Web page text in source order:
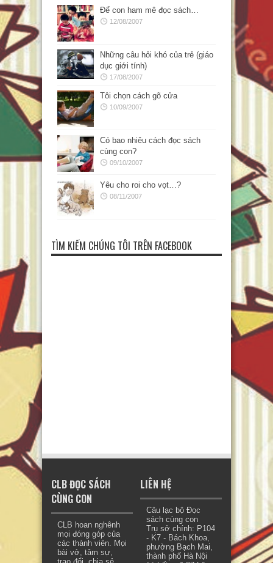
Để con ham mê đọc sách…
12/08/2007
Những câu hỏi khó của trẻ (giáo
dục giới tính)
17/08/2007
Tôi chọn cách gõ cửa
10/09/2007
Có bao nhiêu cách đọc sách
cùng con?
09/10/2007
Yêu cho roi cho vọt…?
08/11/2007
TÌM KIẾM CHÚNG TÔI TRÊN FACEBOOK
CLB ĐỌC SÁCH
CÙNG CON
CLB hoan nghênh
mọi đóng góp của
các thành viên. Mọi
bài vở, tâm sự,
LIÊN HỆ
Câu lạc bộ Đọc
sách cùng con
Trụ sở chính: P104
- K7 - Bách Khoa,
phường Bạch Mai,
thành phố Hà Nội